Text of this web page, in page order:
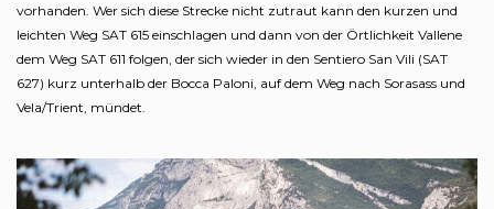
vorhanden. Wer sich diese Strecke nicht zutraut kann den kurzen und
leichten Weg SAT 615 einschlagen und dann von der Örtlichkeit Vallene
dem Weg SAT 611 folgen, der sich wieder in den Sentiero San Vili (SAT
627) kurz unterhalb der Bocca Paloni, auf dem Weg nach Sorasass und
Vela/Trient, mündet.